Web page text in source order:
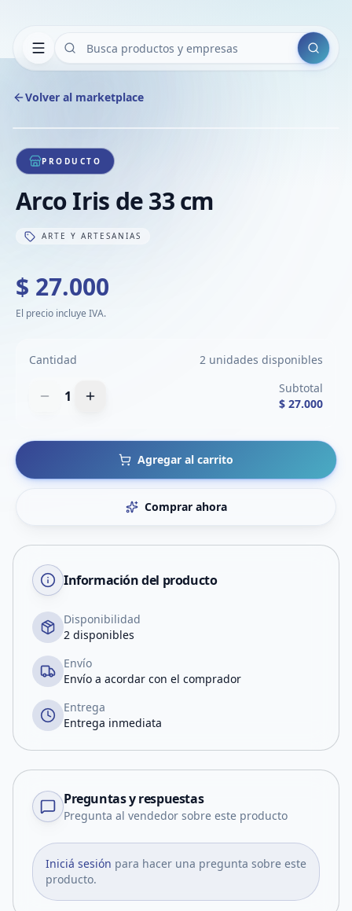
Buscar
Volver al marketplace
1/1
PRODUCTO
Arco Iris de 33 cm
ARTE Y ARTESANIAS
$ 27.000
El precio incluye IVA.
Cantidad 2 unidades disponibles
1
Subtotal
$ 27.000
Agregar al carrito
Comprar ahora
Información del producto
Disponibilidad
2 disponibles
Envío
Envío a acordar con el comprador
Entrega
Entrega inmediata
Preguntas y respuestas
Pregunta al vendedor sobre este producto
Iniciá sesión para hacer una pregunta sobre este
producto.